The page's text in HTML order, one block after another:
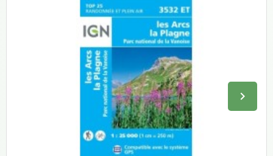
keyboard_arrow_right